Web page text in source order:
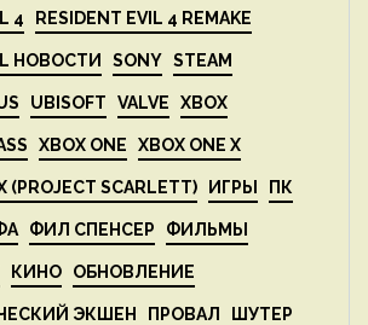
4 RESIDENT EVIL 4 REMAKE
НОВОСТИ SONY STEAM
UBISOFT VALVE XBOX
XBOX ONE XBOX ONE X
(PROJECT SCARLETT) ИГРЫ ПК
ФИЛ СПЕНСЕР ФИЛЬМЫ
КИНО ОБНОВЛЕНИЕ
ЭКШЕН ПРОВАЛ ШУТЕР